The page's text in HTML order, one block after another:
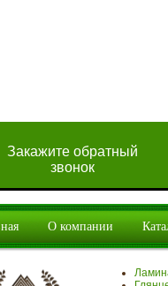
Закажите обратный
звонок
О компании